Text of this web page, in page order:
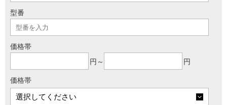
型番
価格帯
円～
円
価格帯